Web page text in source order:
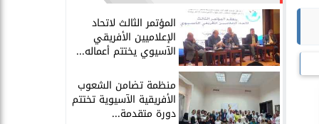
المؤتمر الثالث لاتحاد
الإعلاميين الأفريقي
الآسيوي يختتم أعماله...
منظمة تضامن الشعوب
الأفريقية الآسيوية تختتم
دورة متقدمة...